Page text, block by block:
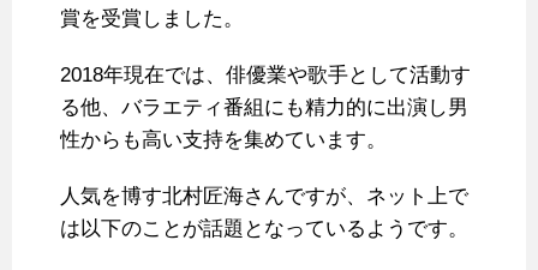
賞を受賞しました。
2018年現在では、俳優業や歌手として活動す
る他、バラエティ番組にも精力的に出演し男
性からも高い支持を集めています。
人気を博す北村匠海さんですが、ネット上で
は以下のことが話題となっているようです。